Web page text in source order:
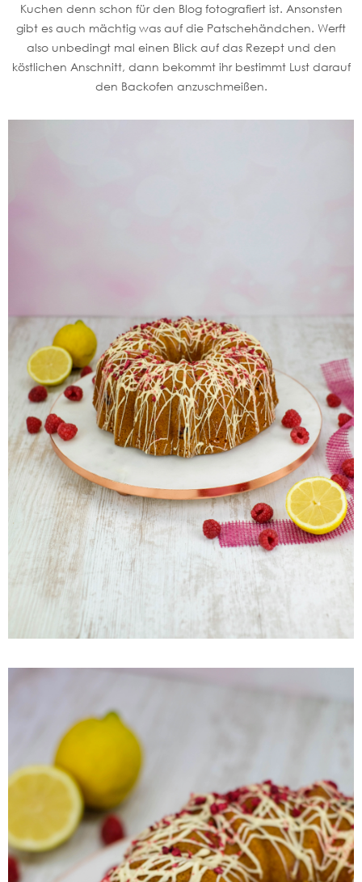
Kuchen denn schon für den Blog fotografiert ist. Ansonsten
gibt es auch mächtig was auf die Patschehändchen. Werft
also unbedingt mal einen Blick auf das Rezept und den
köstlichen Anschnitt, dann bekommt ihr bestimmt Lust darauf
den Backofen anzuschmeißen.